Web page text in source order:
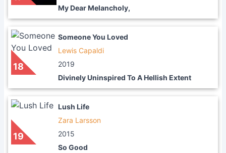
My Dear Melancholy,
18
Someone You Loved
Lewis Capaldi
2019
Divinely Uninspired To A Hellish Extent
19
Lush Life
Zara Larsson
2015
So Good